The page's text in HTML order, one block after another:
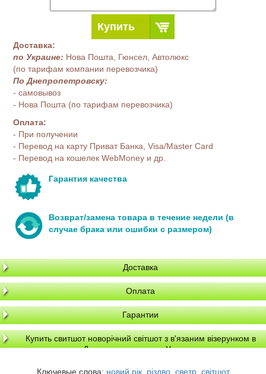
Купить
Доставка:
по Украине: Нова Пошта, Гюнсел, Автолюкс
(по тарифам компании перевозчика)
По Днепропетровску:
- самовывоз
- Нова Пошта (по тарифам перевозчика)
Оплата:
- При получении
- Перевод на карту Приват Банка, Visa/Master Card
- Перевод на кошелек WebMoney и др.
Гарантия качества
Возврат/замена товара в течение недели (в
случае брака или ошибки с размером)
Доставка
Оплата
Гарантии
Купить свитшот новорічний світшот з в'язаним візерунком в
Днепре, доставка по Украине
Ключевые слова: новий рік, різдво, светр, світшот